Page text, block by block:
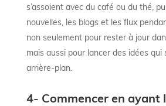
s’assoient avec du café ou du thé,
nouvelles, les blogs et les flux
non seulement pour rester à jour
mais aussi pour lancer des idées qui
arrière-plan.
4- Commencer en ayant